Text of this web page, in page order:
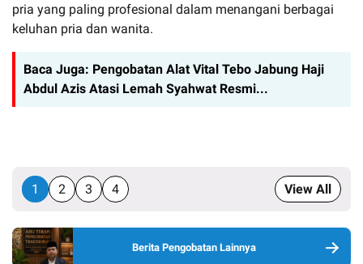
pria yang paling profesional dalam menangani berbagai
keluhan pria dan wanita.
Baca Juga: Pengobatan Alat Vital Tebo Jabung Haji
Abdul Azis Atasi Lemah Syahwat Resmi...
1 2 3 4 View All
Berita Pengobatan Lainnya